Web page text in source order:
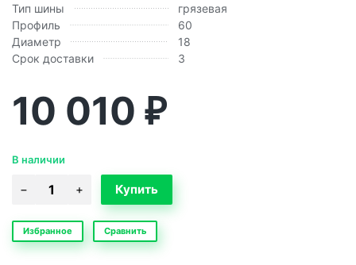
Тип шины
грязевая
Профиль
60
Диаметр
18
Срок доставки
3
10 010 ₽
В наличии
Избранное Сравнить